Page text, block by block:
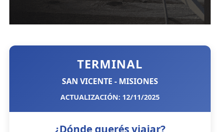
TERMINAL
SAN VICENTE - MISIONES
ACTUALIZACIÓN: 12/11/2025
¿Dónde querés viajar?